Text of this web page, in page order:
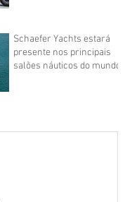
Schaefer Yachts estará
presente nos principais
salões náuticos do mundo